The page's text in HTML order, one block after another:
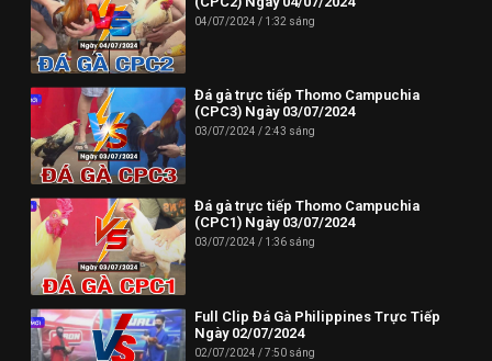
04/07/2024 1:32 sáng
Đá gà trực tiếp Thomo Campuchia
(CPC3) Ngày 03/07/2024
03/07/2024 2:43 sáng
Đá gà trực tiếp Thomo Campuchia
(CPC1) Ngày 03/07/2024
03/07/2024 1:36 sáng
Full Clip Đá Gà Philippines Trực Tiếp
Ngày 02/07/2024
02/07/2024 7:50 sáng